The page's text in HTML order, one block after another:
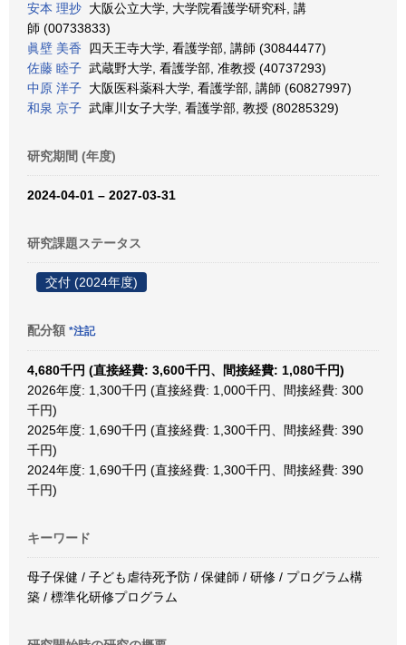
安本 理抄 大阪公立大学, 大学院看護学研究科, 講
師 (00733833)
眞壁 美香 四天王寺大学, 看護学部, 講師 (30844477)
佐藤 睦子 武蔵野大学, 看護学部, 准教授 (40737293)
中原 洋子 大阪医科薬科大学, 看護学部, 講師 (60827997)
和泉 京子 武庫川女子大学, 看護学部, 教授 (80285329)
研究期間 (年度)
2024-04-01 – 2027-03-31
研究課題ステータス
交付 (2024年度)
配分額 *注記
4,680千円 (直接経費: 3,600千円、間接経費: 1,080千円)
2026年度: 1,300千円 (直接経費: 1,000千円、間接経費: 300
千円)
2025年度: 1,690千円 (直接経費: 1,300千円、間接経費: 390
千円)
2024年度: 1,690千円 (直接経費: 1,300千円、間接経費: 390
千円)
キーワード
母子保健 / 子ども虐待死予防 / 保健師 / 研修 / プログラム構
築 / 標準化研修プログラム